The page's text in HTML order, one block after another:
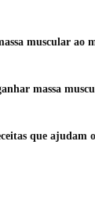
muscular ao
massa
que ajudam